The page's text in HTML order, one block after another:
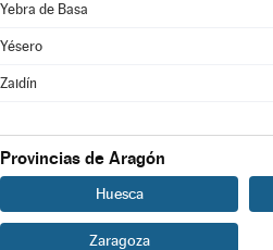
Yebra de Basa
Yésero
Zaidín
Provincias de Aragón
Huesca
Zaragoza